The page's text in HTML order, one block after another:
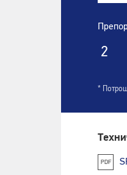
2
*
PDF